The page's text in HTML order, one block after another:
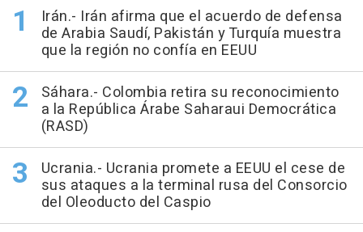
Irán.- Irán afirma que el acuerdo de defensa
de Arabia Saudí, Pakistán y Turquía muestra
que la región no confía en EEUU
Sáhara.- Colombia retira su reconocimiento
a la República Árabe Saharaui Democrática
(RASD)
Ucrania.- Ucrania promete a EEUU el cese de
sus ataques a la terminal rusa del Consorcio
del Oleoducto del Caspio